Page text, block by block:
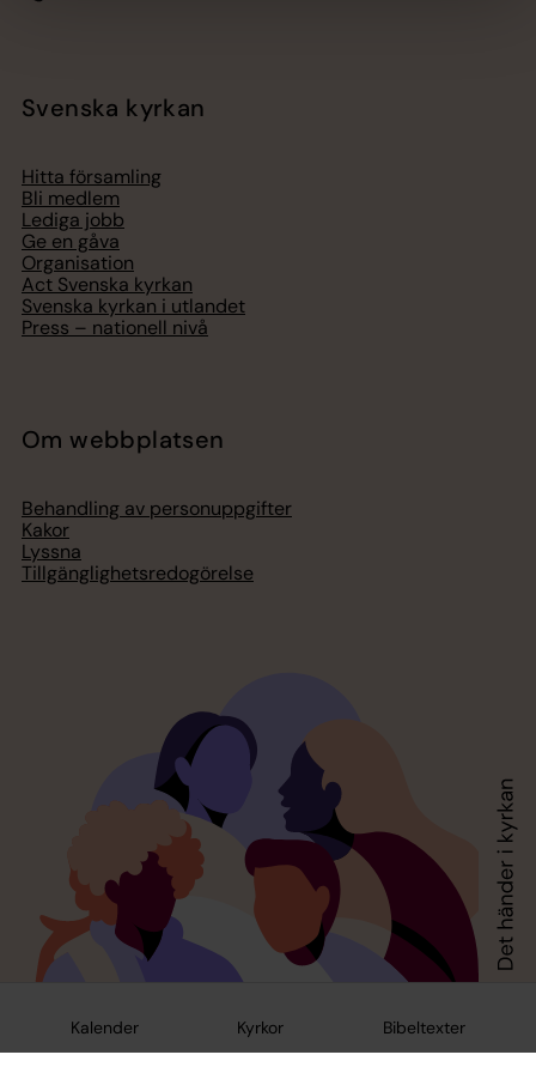
Kalender Kyrkor Bibeltexter
Svenska kyrkan
Hitta församling
Bli medlem
Lediga jobb
Ge en gåva
Organisation
Act Svenska kyrkan
Svenska kyrkan i utlandet
Press – nationell nivå
Om webbplatsen
Behandling av personuppgifter
Kakor
Lyssna
Tillgänglighetsredogörelse